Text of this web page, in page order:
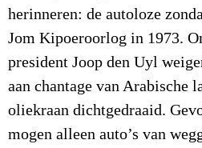
herinneren: de autoloze
Jom Kipoeroorlog in 1973.
president Joop den Uyl
aan chantage van Arabische
oliekraan dichtgedraaid.
mogen alleen auto’s van